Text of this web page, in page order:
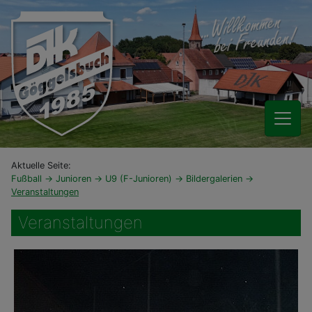
Aktuelle Seite:
Fußball
Junioren U9 (F-Junioren)
Bildergalerien
Veranstaltungen
Veranstaltungen